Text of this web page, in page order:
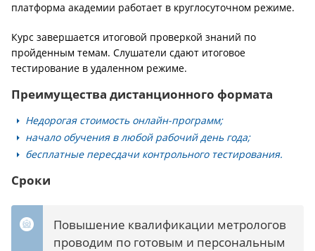
платформа академии работает в круглосуточном режиме.
Курс завершается итоговой проверкой знаний по
пройденным темам. Слушатели сдают итоговое
тестирование в удаленном режиме.
Преимущества дистанционного формата
Недорогая стоимость онлайн-программ;
начало обучения в любой рабочий день года;
бесплатные пересдачи контрольного тестирования.
Сроки
Повышение квалификации метрологов
проводим по готовым и персональным